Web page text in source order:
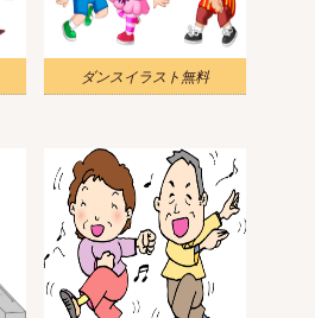
ダンスイラスト無料